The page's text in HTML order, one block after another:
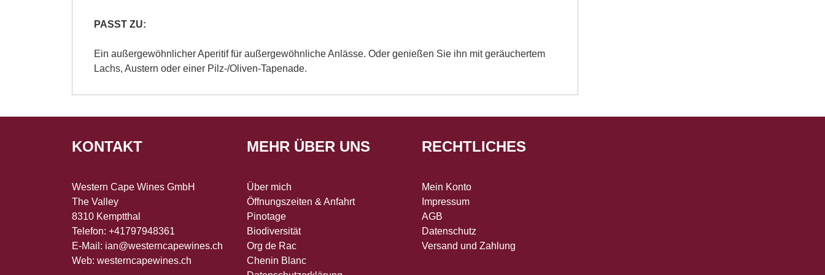
PASST ZU:
Ein außergewöhnlicher Aperitif für außergewöhnliche Anlässe. Oder genießen Sie ihn mit geräuchertem
Lachs, Austern oder einer Pilz-/Oliven-Tapenade.
KONTAKT
Western Cape Wines GmbH
The Valley
8310 Kemptthal
Telefon: +41797948361
E-Mail: ian@westerncapewines.ch
Web: westerncapewines.ch
MEHR ÜBER UNS
Über mich
Öffnungszeiten & Anfahrt
Pinotage
Biodiversität
Org de Rac
Chenin Blanc
RECHTLICHES
Mein Konto
Impressum
AGB
Datenschutz
Versand und Zahlung